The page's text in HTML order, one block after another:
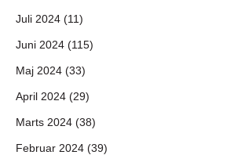
Juli 2024 (11)
Juni 2024 (115)
Maj 2024 (33)
April 2024 (29)
Marts 2024 (38)
Februar 2024 (39)